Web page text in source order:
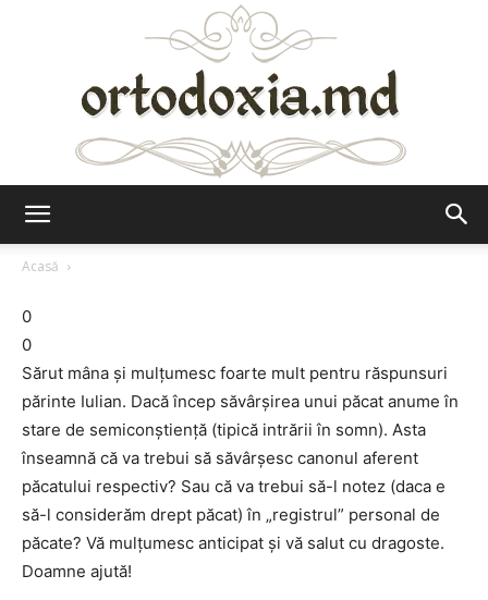
Acasă
0
0
Sărut mâna și mulțumesc foarte mult pentru răspunsuri
părinte Iulian. Dacă încep săvârșirea unui păcat anume în
stare de semiconștiență (tipică intrării în somn). Asta
înseamnă că va trebui să săvârșesc canonul aferent
păcatului respectiv? Sau că va trebui să-l notez (daca e
să-l considerăm drept păcat) în „registrul” personal de
păcate? Vă mulțumesc anticipat și vă salut cu dragoste.
Doamne ajută!